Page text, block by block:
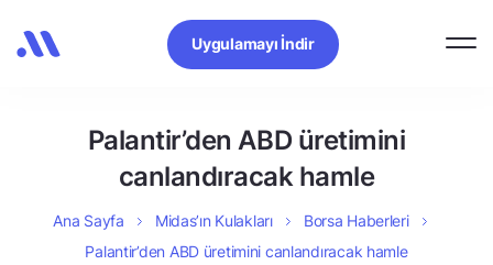
Uygulamayı İndir
Palantir’den ABD üretimini
canlandıracak hamle
Ana Sayfa Midas’ın Kulakları
Borsa Haberleri
Palantir’den ABD üretimini canlandıracak hamle